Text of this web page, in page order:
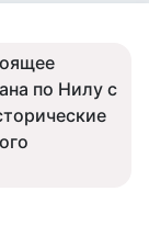
по Нилу с